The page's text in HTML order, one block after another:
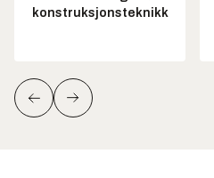
konstruksjonsteknikk